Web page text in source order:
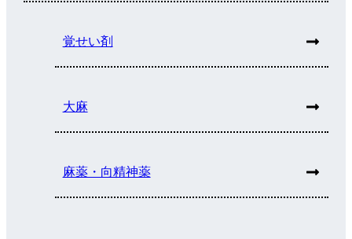
覚せい剤
大麻
麻薬・向精神薬